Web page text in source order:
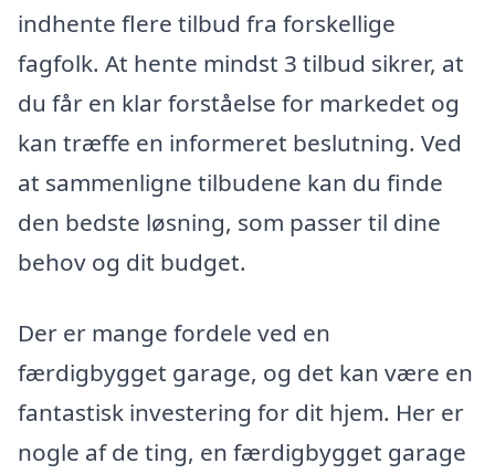
indhente flere tilbud fra forskellige
fagfolk. At hente mindst 3 tilbud sikrer, at
du får en klar forståelse for markedet og
kan træffe en informeret beslutning. Ved
at sammenligne tilbudene kan du finde
den bedste løsning, som passer til dine
behov og dit budget.
Der er mange fordele ved en
færdigbygget garage, og det kan være en
fantastisk investering for dit hjem. Her er
nogle af de ting, en færdigbygget garage